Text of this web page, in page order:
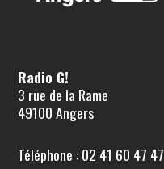
Radio G!
3 rue de la Rame
49100 Angers
Téléphone : 02 41 60 47 47